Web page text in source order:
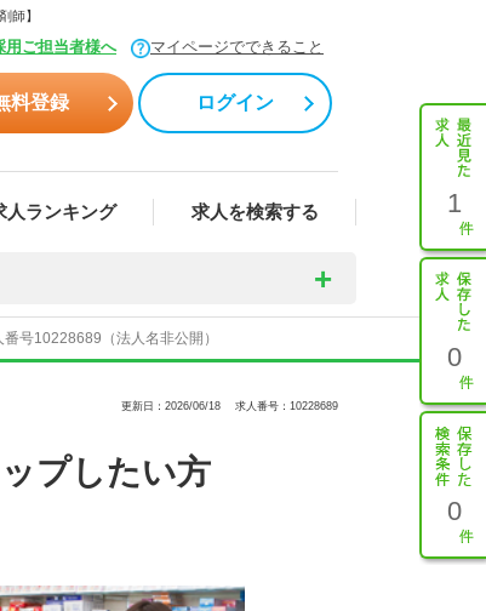
師】
用ご担当者様へ マイページでできること
料登録 ログイン
人ランキング 求人を検索する 1
0
0
号10228689（法人名非公開）
更新日：2026/06/18 求人番号：10228689
プしたい方